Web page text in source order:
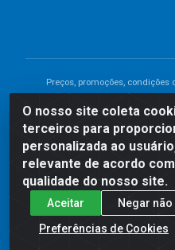
O nosso site coleta
terceiros para
personalizada ao
relevante de acordo
qualidade do nosso site.
Aceitar
Negar
Preferências de Cookies
Preços, promoções,
divergência de preço de um
exibido no carrinho de compras
As vendas estão sujeitas a
Imagens de
Comercial de Construção
Eucarístico, 1179 - São
000 -